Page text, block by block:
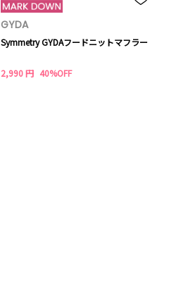
GYDA
Symmetry GYDAフードニットマフラー
2,990 円 40%OFF